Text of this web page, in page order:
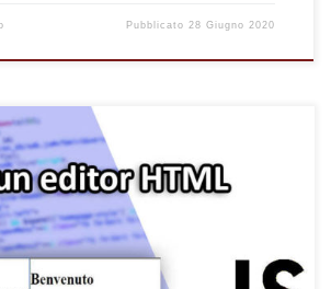
Pubblicato28 Giugno 2020
un Editor HTML con JavaScript.
un editor di codice HTML "Live"